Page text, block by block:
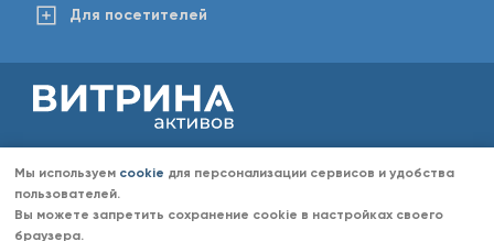
Для посетителей
является публичной офертой, определяемой положениями Статьи 437 Гражданского кодекса РФ.
Любое копирование информации с сайта разрешено только с согласия администрации «Витрина
информации (объявлений) без объяснений причин отказа.
Мы используем cookie для персонализации сервисов и удобства
пользователей.
Вы можете запретить сохранение cookie в настройках своего
браузера.